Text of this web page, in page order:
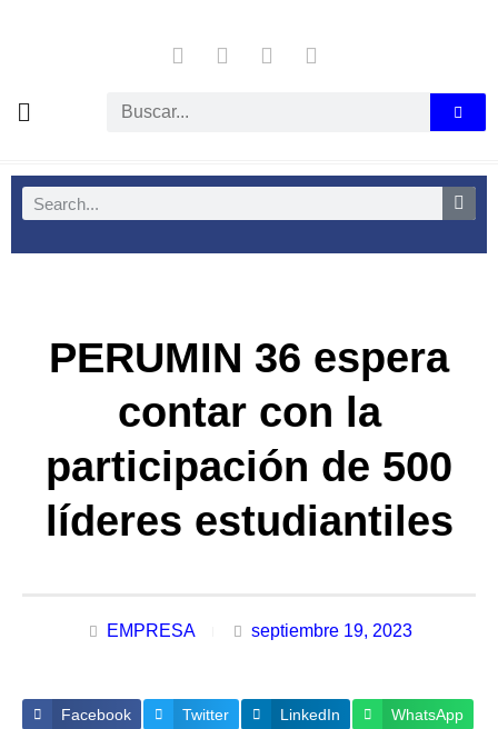
PERUMIN 36 espera
contar con la
participación de 500
líderes estudiantiles
EMPRESA septiembre 19, 2023
Facebook Twitter LinkedIn WhatsApp